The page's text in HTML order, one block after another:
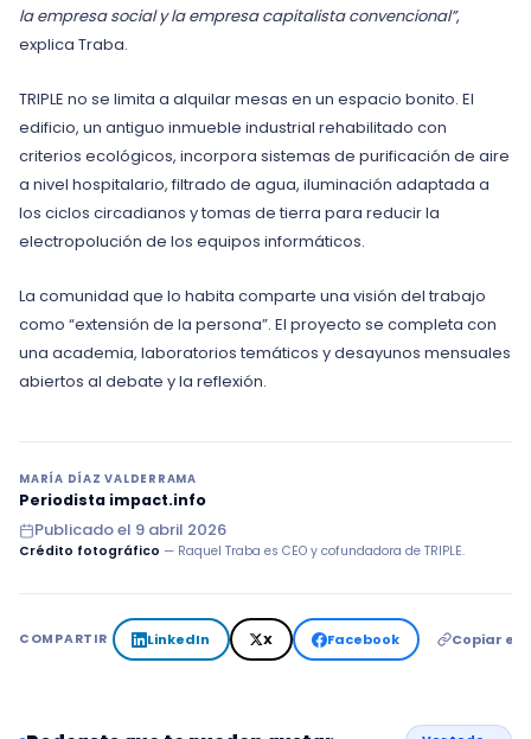
la empresa social y la empresa capitalista convencional”,
explica Traba.
TRIPLE no se limita a alquilar mesas en un espacio bonito. El
edificio, un antiguo inmueble industrial rehabilitado con
criterios ecológicos, incorpora sistemas de purificación de aire
a nivel hospitalario, filtrado de agua, iluminación adaptada a
los ciclos circadianos y tomas de tierra para reducir la
electropolución de los equipos informáticos.
La comunidad que lo habita comparte una visión del trabajo
como “extensión de la persona”. El proyecto se completa con
una academia, laboratorios temáticos y desayunos mensuales
abiertos al debate y la reflexión.
MARÍA DÍAZ VALDERRAMA
Periodista impact.info
Publicado el 9 abril 2026
Crédito fotográfico — Raquel Traba es CEO y cofundadora de TRIPLE.
COMPARTIR LinkedIn X Facebook Copiar